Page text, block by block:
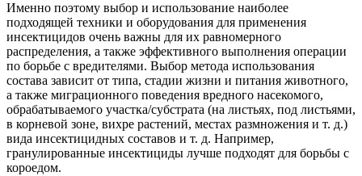
Именно поэтому выбор и использование наиболее
подходящей техники и оборудования для применения
инсектицидов очень важны для их равномерного
распределения, а также эффективного выполнения операции
по борьбе с вредителями. Выбор метода использования
состава зависит от типа, стадии жизни и питания животного,
а также миграционного поведения вредного насекомого,
обрабатываемого участка/субстрата (на листьях, под листьями,
в корневой зоне, вихре растений, местах размножения и т. д.)
вида инсектицидных составов и т. д. Например,
гранулированные инсектициды лучше подходят для борьбы с
короедом.